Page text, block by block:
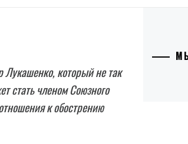
который не так
стать членом Союзного
к обострению